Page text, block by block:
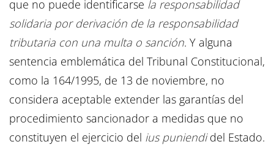
que no puede identificarse la responsabilidad
solidaria por derivación de la responsabilidad
tributaria con una multa o sanción. Y alguna
sentencia emblemática del Tribunal Constitucional,
como la 164/1995, de 13 de noviembre, no
considera aceptable extender las garantías del
procedimiento sancionador a medidas que no
constituyen el ejercicio del ius puniendidel Estado.